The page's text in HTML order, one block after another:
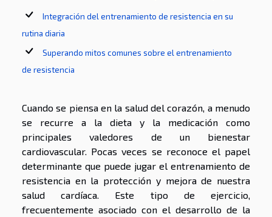
Integración del entrenamiento de resistencia en su
rutina diaria
Superando mitos comunes sobre el entrenamiento
de resistencia
Cuando se piensa en la salud del corazón, a menudo
se recurre a la dieta y la medicación como
principales valedores de un bienestar
cardiovascular. Pocas veces se reconoce el papel
determinante que puede jugar el entrenamiento de
resistencia en la protección y mejora de nuestra
salud cardíaca. Este tipo de ejercicio,
frecuentemente asociado con el desarrollo de la